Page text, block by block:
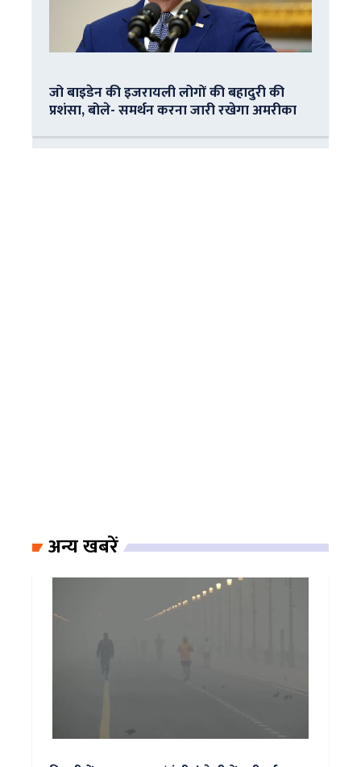
जो बाइडेन की इजरायली लोगों की बहादुरी की
प्रशंसा, बोले- समर्थन करना जारी रखेगा अमरीका
अन्य खबरें